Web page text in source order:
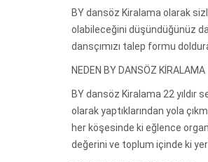
BY dansöz Kiralama olarak
olabileceğini düşündüğünüz
dansçımızı talep formu
NEDEN BY DANSÖZ KİRALAMA
BY dansöz Kiralama 22 yıldır
olarak yaptıklarından yola
her köşesinde ki eğlence
değerini ve toplum içinde ki